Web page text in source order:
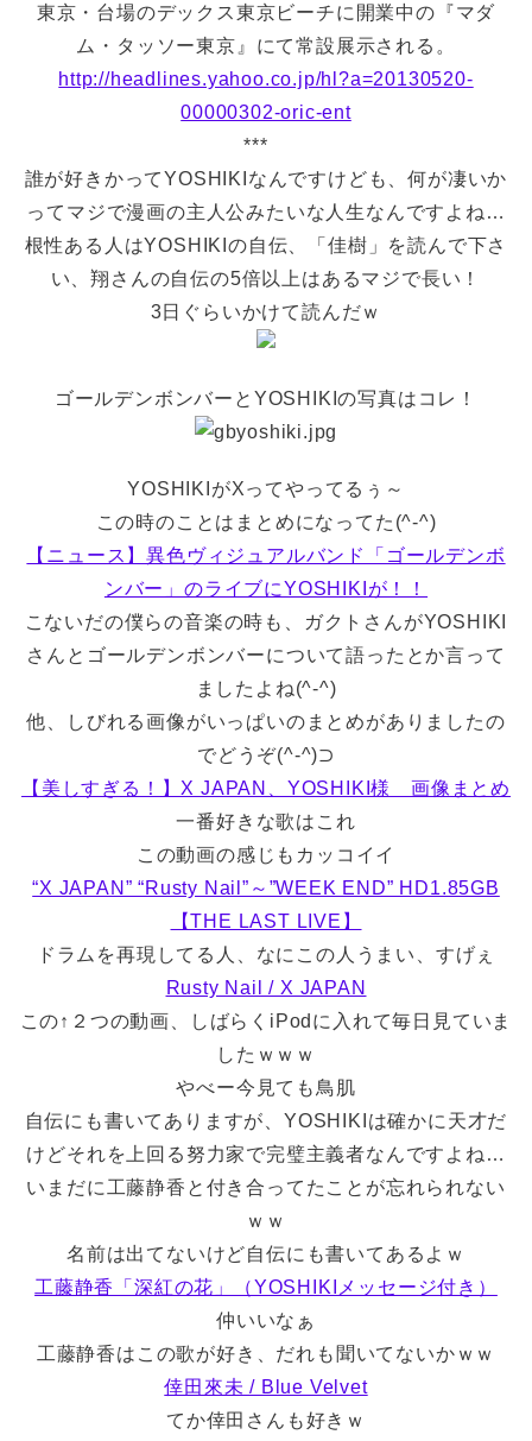
東京・台場のデックス東京ビーチに開業中の『マダ
ム・タッソー東京』にて常設展示される。
http://headlines.yahoo.co.jp/hl?a=20130520-
00000302-oric-ent
***
誰が好きかってYOSHIKIなんですけども、何が凄いか
ってマジで漫画の主人公みたいな人生なんですよね…
根性ある人はYOSHIKIの自伝、「佳樹」を読んで下さ
い、翔さんの自伝の5倍以上はあるマジで長い！
3日ぐらいかけて読んだｗ
ゴールデンボンバーとYOSHIKIの写真はコレ！
YOSHIKIがXってやってるぅ～
この時のことはまとめになってた(^-^)
【ニュース】異色ヴィジュアルバンド「ゴールデンボ
ンバー」のライブにYOSHIKIが！！
こないだの僕らの音楽の時も、ガクトさんがYOSHIKI
さんとゴールデンボンバーについて語ったとか言って
ましたよね(^-^)
他、しびれる画像がいっぱいのまとめがありましたの
でどうぞ(^-^)⊃
【美しすぎる！】X JAPAN、YOSHIKI様 画像まとめ
一番好きな歌はこれ
この動画の感じもカッコイイ
“X JAPAN” “Rusty Nail”～”WEEK END” HD1.85GB
【THE LAST LIVE】
ドラムを再現してる人、なにこの人うまい、すげぇ
Rusty Nail / X JAPAN
この↑２つの動画、しばらくiPodに入れて毎日見ていま
したｗｗｗ
やべー今見ても鳥肌
自伝にも書いてありますが、YOSHIKIは確かに天才だ
けどそれを上回る努力家で完璧主義者なんですよね…
いまだに工藤静香と付き合ってたことが忘れられない
ｗｗ
名前は出てないけど自伝にも書いてあるよｗ
工藤静香「深紅の花」（YOSHIKIメッセージ付き）
仲いいなぁ
工藤静香はこの歌が好き、だれも聞いてないかｗｗ
倖田來未 / Blue Velvet
てか倖田さんも好きｗ